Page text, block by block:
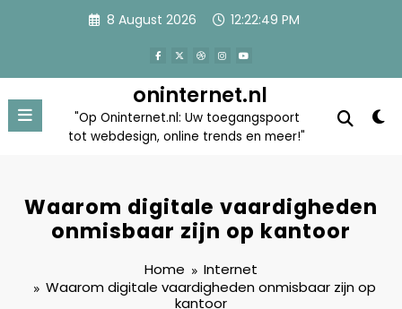
8 August 2026 12:22:49 PM
oninternet.nl
"Op Oninternet.nl: Uw toegangspoort
tot webdesign, online trends en meer!"
Waarom digitale vaardigheden
onmisbaar zijn op kantoor
Home
Internet
Waarom digitale vaardigheden onmisbaar zijn op
kantoor